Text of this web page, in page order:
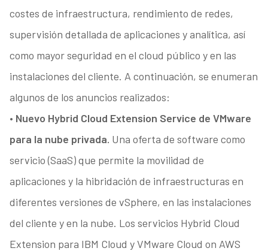
costes de infraestructura, rendimiento de redes,
supervisión detallada de aplicaciones y analítica, así
como mayor seguridad en el cloud público y en las
instalaciones del cliente. A continuación, se enumeran
algunos de los anuncios realizados:
• Nuevo Hybrid Cloud Extension Service de VMware
para la nube privada. Una oferta de software como
servicio (SaaS) que permite la movilidad de
aplicaciones y la hibridación de infraestructuras en
diferentes versiones de vSphere, en las instalaciones
del cliente y en la nube. Los servicios Hybrid Cloud
Extension para IBM Cloud y VMware Cloud on AWS